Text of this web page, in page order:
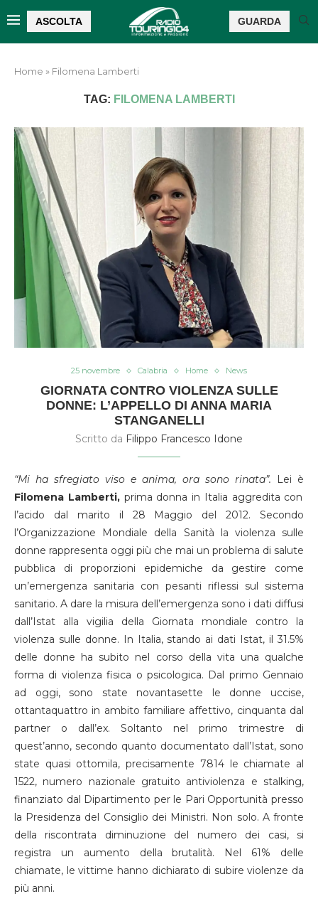
ASCOLTA GUARDA
Home » Filomena Lamberti
TAG: FILOMENA LAMBERTI
25 novembre Calabria Home News
GIORNATA CONTRO VIOLENZA SULLE
DONNE: L’APPELLO DI ANNA MARIA
STANGANELLI
Scritto da Filippo Francesco Idone
“Mi ha sfregiato viso e anima, ora sono rinata”. Lei è
Filomena Lamberti,prima donna in Italia aggredita con
l’acido dal marito il 28 Maggio del 2012. Secondo
l’Organizzazione Mondiale della Sanità la violenza sulle
donne rappresenta oggi più che mai un problema di salute
pubblica di proporzioni epidemiche da gestire come
un’emergenza sanitaria con pesanti riflessi sul sistema
sanitario. A dare la misura dell’emergenza sono i dati diffusi
dall’Istat alla vigilia della Giornata mondiale contro la
violenza sulle donne. In Italia, stando ai dati Istat, il 31.5%
delle donne ha subito nel corso della vita una qualche
forma di violenza fisica o psicologica. Dal primo Gennaio
ad oggi, sono state novantasette le donne uccise,
ottantaquattro in ambito familiare affettivo, cinquanta dal
partner o dall’ex. Soltanto nel primo trimestre di
quest’anno, secondo quanto documentato dall’Istat, sono
state quasi ottomila, precisamente 7814 le chiamate al
1522, numero nazionale gratuito antiviolenza e stalking,
finanziato dal Dipartimento per le Pari Opportunità presso
la Presidenza del Consiglio dei Ministri. Non solo. A fronte
della riscontrata diminuzione del numero dei casi, si
registra un aumento della brutalità. Nel 61% delle
chiamate, le vittime hanno dichiarato di subire violenze da
più anni.